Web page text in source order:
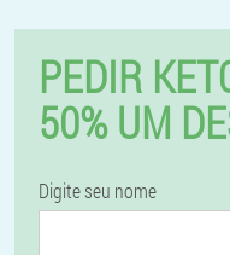
PEDIR
50% UM
Digite seu nome